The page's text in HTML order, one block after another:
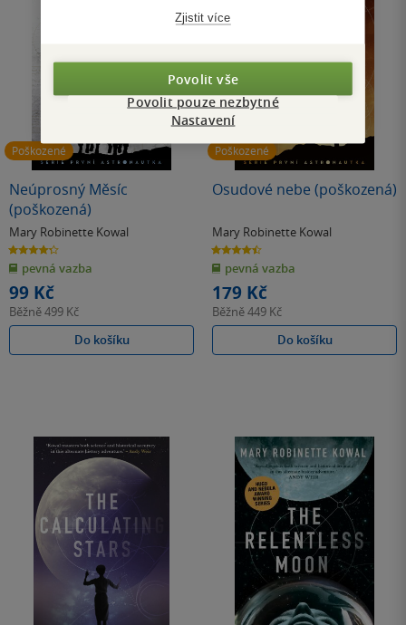
Poškozené
Neúprosný Měsíc
(poškozená)
Mary Robinette Kowal
4.3
z
5
hvězdiček
pevná vazba
99 Kč
Běžně499 Kč
Do košíku
Poškozené
Osudové nebe (poškozená)
Mary Robinette Kowal
4.5
z
5
hvězdiček
pevná vazba
179 Kč
Běžně449 Kč
Do košíku
Zjistit více
Povolit vše
Povolit pouze nezbytné
Nastavení